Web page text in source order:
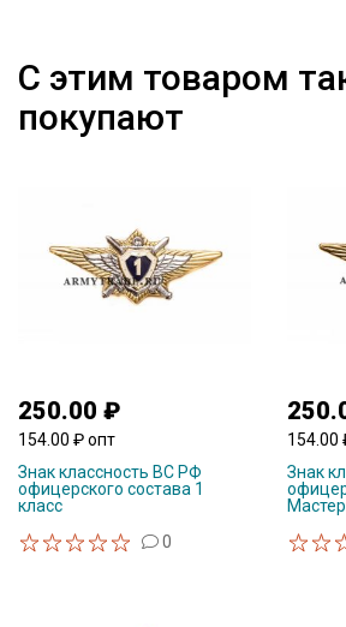
С этим товаром
покупают
250.00 ₽
154.00 ₽ опт
Знак классность ВС РФ
офицерского состава 1
класс
0
154.00
Знак
Мастер